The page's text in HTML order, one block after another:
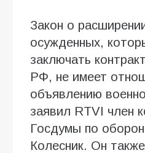
Закон о
осужденных,
заключать
РФ, не имеет
объявлению
заявил RTVI член
Госдумы по
Колесник. Он